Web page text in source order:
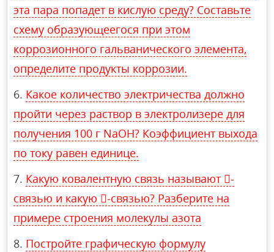
эта пара попадет в кислую среду? Составьте
схему образующеегося при этом
коррозионного гальванического элемента,
определите продукты коррозии.
Какое количество электричества должно
пройти через раствор в электролизере для
получения 100 г NaOH? Коэффициент выхода
по току равен единице.
Какую ковалентную связь называют -
связью и какую -связью? Разберите на
примере строения молекулы азота
Постройте графическую формулу